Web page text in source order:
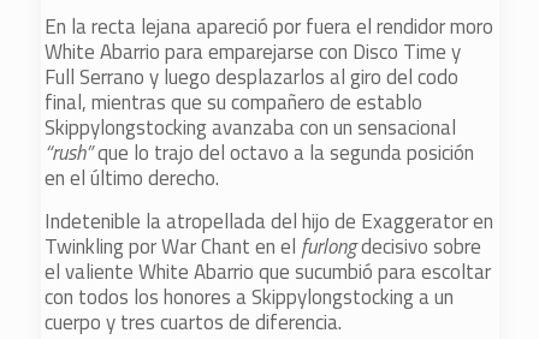
En la recta lejana apareció por fuera el rendidor moro
White Abarrio para emparejarse con Disco Time y
Full Serrano y luego desplazarlos al giro del codo
final, mientras que su compañero de establo
Skippylongstocking avanzaba con un sensacional
“rush”que lo trajo del octavo a la segunda posición
en el último derecho.
Indetenible la atropellada del hijo de Exaggerator en
Twinkling por War Chant en el furlongdecisivo sobre
el valiente White Abarrio que sucumbió para escoltar
con todos los honores a Skippylongstocking a un
cuerpo y tres cuartos de diferencia.